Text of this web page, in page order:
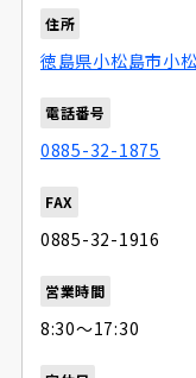
住所
徳島県小松島市小
電話番号
0885-32-1875
FAX
0885-32-1916
営業時間
8:30〜17:30